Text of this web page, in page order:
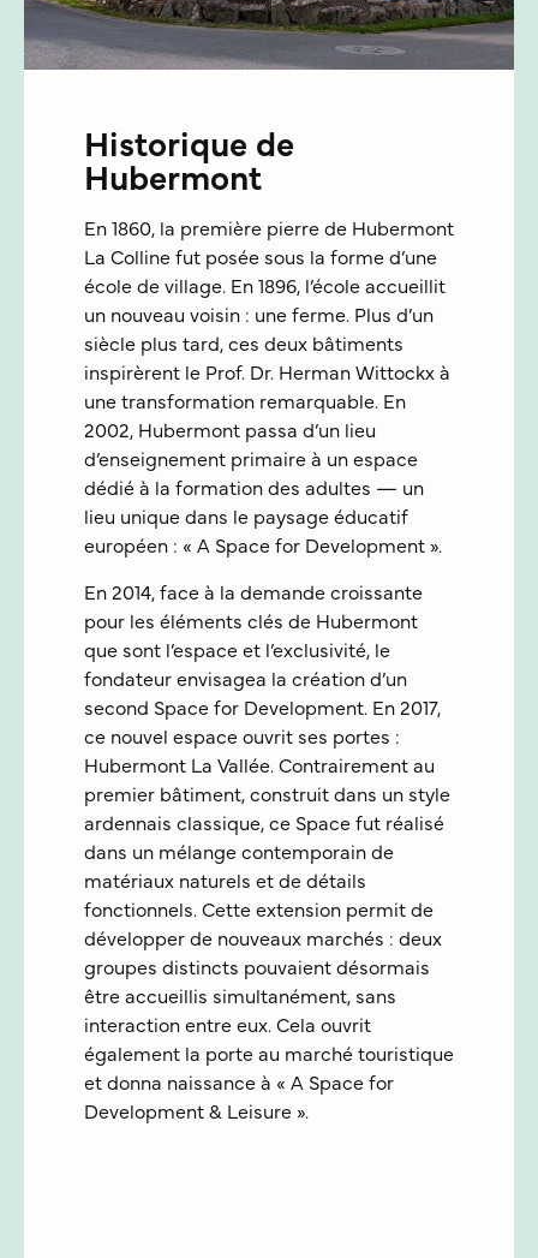
Historique de
Hubermont
En 1860, la première pierre de Hubermont
La Colline fut posée sous la forme d’une
école de village. En 1896, l’école accueillit
un nouveau voisin : une ferme. Plus d’un
siècle plus tard, ces deux bâtiments
inspirèrent le Prof. Dr. Herman Wittockx à
une transformation remarquable. En
2002, Hubermont passa d’un lieu
d’enseignement primaire à un espace
dédié à la formation des adultes — un
lieu unique dans le paysage éducatif
européen : « A Space for Development ».
En 2014, face à la demande croissante
pour les éléments clés de Hubermont
que sont l’espace et l’exclusivité, le
fondateur envisagea la création d’un
second Space for Development. En 2017,
ce nouvel espace ouvrit ses portes :
Hubermont La Vallée. Contrairement au
premier bâtiment, construit dans un style
ardennais classique, ce Space fut réalisé
dans un mélange contemporain de
matériaux naturels et de détails
fonctionnels. Cette extension permit de
développer de nouveaux marchés : deux
groupes distincts pouvaient désormais
être accueillis simultanément, sans
interaction entre eux. Cela ouvrit
également la porte au marché touristique
et donna naissance à « A Space for
Development & Leisure ».